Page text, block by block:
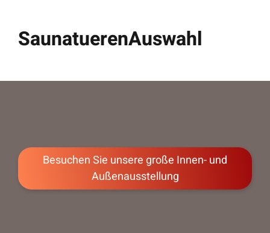
SaunatuerenAuswahl
Besuchen Sie unsere große Innen- und
Außenausstellung